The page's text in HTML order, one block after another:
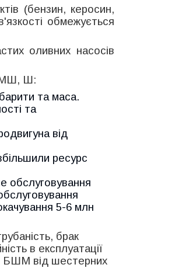
(бензин, керосин,
обмежується
оливних насосів
Ш:
та маса.
та
від
ресурс
обслуговування
5-6 млн
брак
в експлуатації
БШМ від шестерних